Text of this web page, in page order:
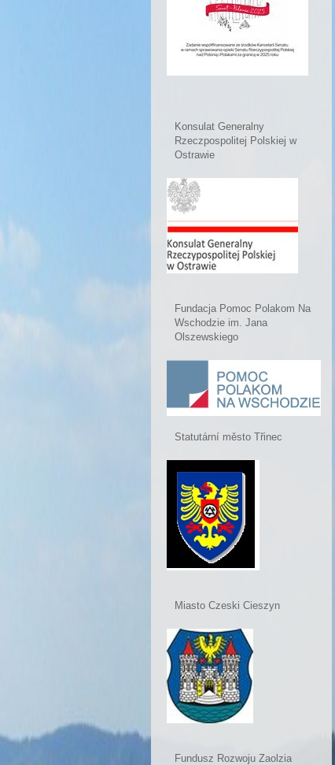
Konsulat Generalny
Rzeczpospolitej Polskiej w
Ostrawie
Fundacja Pomoc Polakom Na
Wschodzie im. Jana
Olszewskiego
Statutární město Třinec
Miasto Czeski Cieszyn
Fundusz Rozwoju Zaolzia